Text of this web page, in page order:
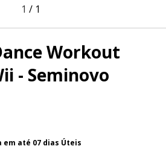
1 / 1
Workout
- Seminovo
até 07 dias Úteis